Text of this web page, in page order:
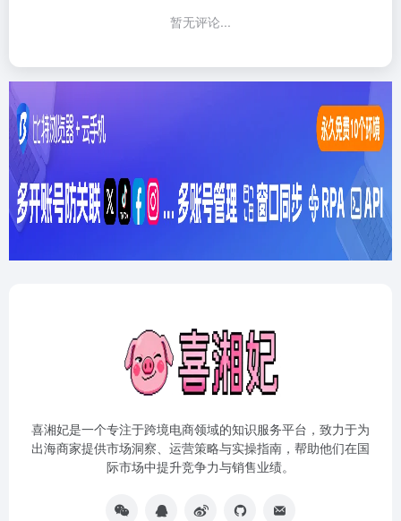
暂无评论...
喜湘妃是一个专注于跨境电商领域的知识服务平台，致力于为
出海商家提供市场洞察、运营策略与实操指南，帮助他们在国
际市场中提升竞争力与销售业绩。